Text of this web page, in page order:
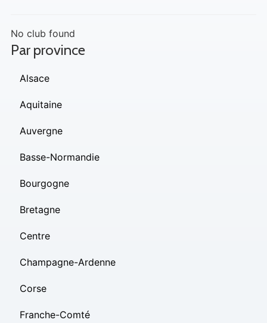
No club found
Par province
Alsace
Aquitaine
Auvergne
Basse-Normandie
Bourgogne
Bretagne
Centre
Champagne-Ardenne
Corse
Franche-Comté